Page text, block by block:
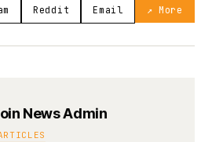
Reddit Email ↗ More
News Admin